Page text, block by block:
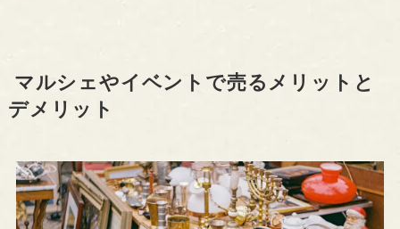
マルシェやイベントで売るメリットと
デメリット